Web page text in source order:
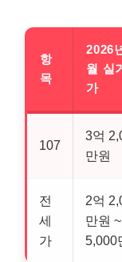
항
목
2026
월 실
가
107
3억
만원
전
세
가
2억
만원
5,000